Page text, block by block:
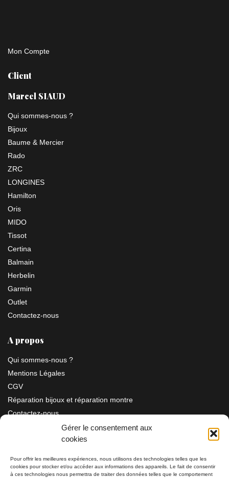
Gérer le consentement aux
cookies
Pour offrir les meilleures expériences, nous utilisons des technologies telles que les
cookies pour stocker et/ou accéder aux informations des appareils. Le fait de consentir
à ces technologies nous permettra de traiter des données telles que le comportement
Mon Compte
Client
Marcel SIAUD
Qui sommes-nous ?
Bijoux
Baume & Mercier
Rado
ZRC
LONGINES
Hamilton
Oris
MIDO
Tissot
Certina
Balmain
Herbelin
Garmin
Outlet
Contactez-nous
A propos
Qui sommes-nous ?
Mentions Légales
CGV
Réparation bijoux et réparation montre
Contactez-nous
Information